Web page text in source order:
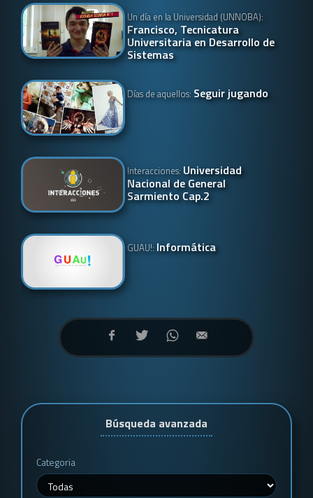
Un día en la Universidad (UNNOBA):
Francisco, Tecnicatura
Universitaria en Desarrollo de
Sistemas
Días de aquellos: Seguir jugando
Interacciones: Universidad
Nacional de General
Sarmiento Cap.2
GUAU!: Informática
Búsqueda avanzada
Categoria